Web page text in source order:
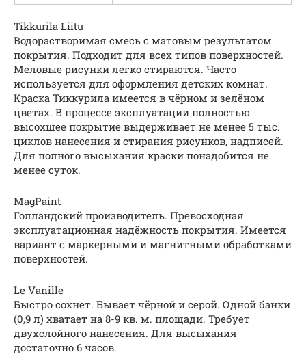
Tikkurila Liitu
Водорастворимая смесь с матовым результатом
покрытия. Подходит для всех типов поверхностей.
Меловые рисунки легко стираются. Часто
используется для оформления детских комнат.
Краска Тиккурила имеется в чёрном и зелёном
цветах. В процессе эксплуатации полностью
высохшее покрытие выдерживает не менее 5 тыс.
циклов нанесения и стирания рисунков, надписей.
Для полного высыхания краски понадобится не
менее суток.
MagPaint
Голландский производитель. Превосходная
эксплуатационная надёжность покрытия. Имеется
вариант с маркерными и магнитными обработками
поверхностей.
Le Vanille
Быстро сохнет. Бывает чёрной и серой. Одной банки
(0,9 л) хватает на 8-9 кв. м. площади. Требует
двухслойного нанесения. Для высыхания
достаточно 6 часов.